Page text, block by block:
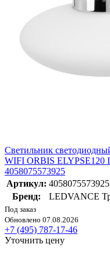
Светильник
WIFI ORBIS ELYPSE120
4058075573925
Артикул: 4058075573925
Бренд:
LEDVANCE
Под заказ
Обновлено 07.08.2026
+7 (495) 787-17-46
Уточнить цену